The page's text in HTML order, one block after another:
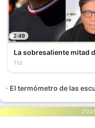
La sobresaliente mitad
11d
2:49
El termómetro de las